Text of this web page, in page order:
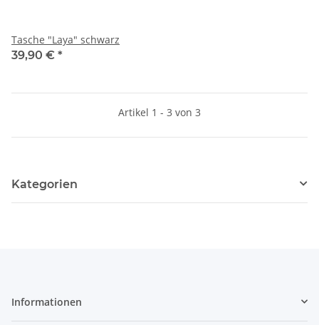
Tasche "Laya" schwarz
39,90 € *
Artikel 1 - 3 von 3
Kategorien
Informationen